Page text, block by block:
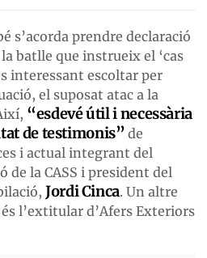
s’acorda prendre declaració
batlle que instrueix el ‘cas
interessant escoltar per
el suposat atac a la
“esdevé útil i necessària
de testimonis”de
i actual integrant del
de la CASS i president del
Jordi Cinca. Un altre
l’extitular d’Afers Exteriors